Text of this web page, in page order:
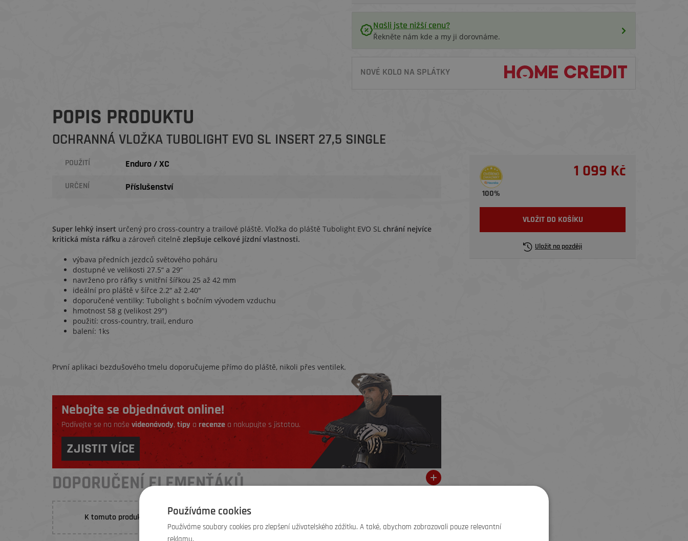
Našli jste nižší cenu?
Řekněte nám kde a my ji dorovnáme.
NOVÉ KOLO NA SPLÁTKY
POPIS PRODUKTU
OCHRANNÁ VLOŽKA TUBOLIGHT EVO SL INSERT 27,5 SINGLE
POUŽITÍ Enduro / XC
URČENÍ Příslušenství
Super lehký insert určený pro cross-country a trailové pláště. Vložka do pláště Tubolight EVO SL chrání nejvíce
kritická místa ráfku a zároveň citelně zlepšuje celkové jízdní vlastnosti.
výbava předních jezdců světového poháru
dostupné ve velikosti 27.5“ a 29“
navrženo pro ráfky s vnitřní šířkou 25 až 42 mm
ideální pro pláště v šířce 2.2“ až 2.40"
doporučené ventilky: Tubolight s bočním vývodem vzduchu
hmotnost 58 g (velikost 29")
použití: cross-country, trail, enduro
balení: 1ks
První aplikaci bezdušového tmelu doporučujeme přímo do pláště, nikoli přes ventilek.
Nebojte se objednávat online!
Podívejte se na naše videonávody, tipy a recenze a nakupujte s jistotou.
ZJISTIT VÍCE
DOPORUČENÍ ELEMENŤÁKŮ
K tomuto produktu nebylo prozatím vloženo žádné hodnocení. Buďte první, kdo
100%
1 099 Kč
VLOŽIT DO KOŠÍKU
Uložit na později
Používáme cookies
Používáme soubory cookies pro zlepšení uživatelského zážitku. A také, abychom zobrazovali pouze relevantní